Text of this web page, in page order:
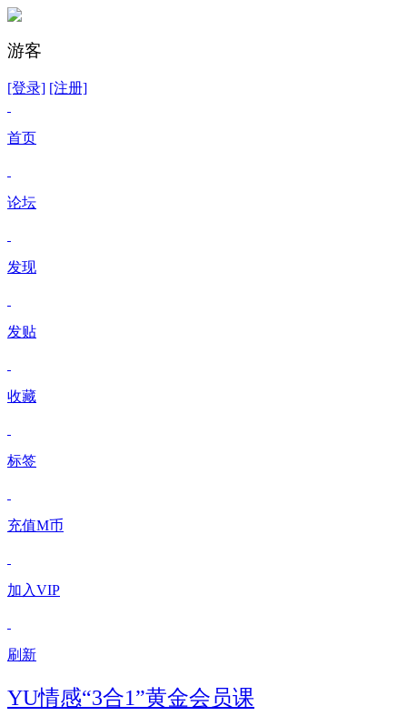
游客
[登录] [注册]
首页
论坛
发现
发贴
收藏
标签
充值M币
加入VIP
刷新
YU情感“3合1”黄金会员课